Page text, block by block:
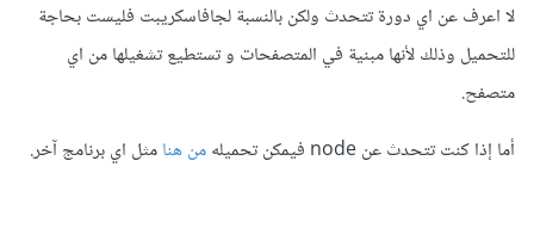
لا اعرف عن اي دورة تتحدث ولكن بالنسبة لجافاسكريبت فليست بحاجة
للتحميل وذلك لأنها مبنية في المتصفحات و تستطيع تشغيلها من اي
متصفح.
أما إذا كنت تتحدث عن node فيمكن تحميله
من هنامثل اي برنامج آخر.